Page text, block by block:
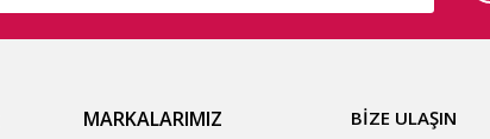
MARKALARIMIZ BİZE ULAŞIN